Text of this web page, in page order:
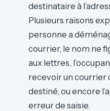
destinataire à
Plusieurs raisons
personne a
courrier, le nom ne
aux lettres,
recevoir un courrier
destiné, ou encore
erreur de saisie.